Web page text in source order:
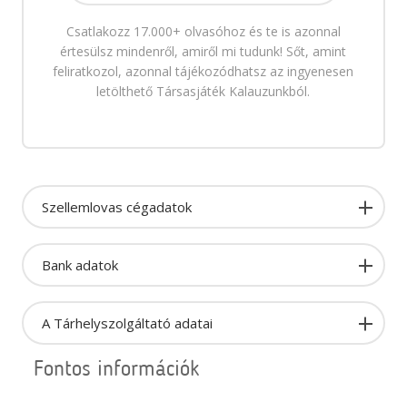
Csatlakozz 17.000+ olvasóhoz és te is azonnal
értesülsz mindenről, amiről mi tudunk! Sőt, amint
feliratkozol, azonnal tájékozódhatsz az ingyenesen
letölthető Társasjáték Kalauzunkból.
Szellemlovas cégadatok
Bank adatok
A Tárhelyszolgáltató adatai
Fontos információk